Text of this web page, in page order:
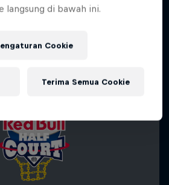
seperti ini
langsung di bawah ini.
Cookie
Terima Semua Cookie